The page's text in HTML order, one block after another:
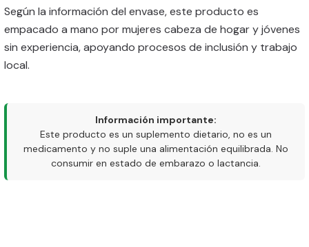
Según la información del envase, este producto es
empacado a mano por mujeres cabeza de hogar y jóvenes
sin experiencia, apoyando procesos de inclusión y trabajo
local.
Información importante:
Este producto es un suplemento dietario, no es un
medicamento y no suple una alimentación equilibrada. No
consumir en estado de embarazo o lactancia.